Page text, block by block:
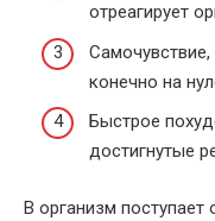
отреагирует
конечно на
Быстрое
достигнутые
В организм поступает